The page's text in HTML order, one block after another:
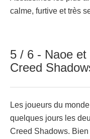
calme, furtive et très
5 / 6 - Naoe
Creed
Les joueurs du
quelques jours les
Creed Shadows.